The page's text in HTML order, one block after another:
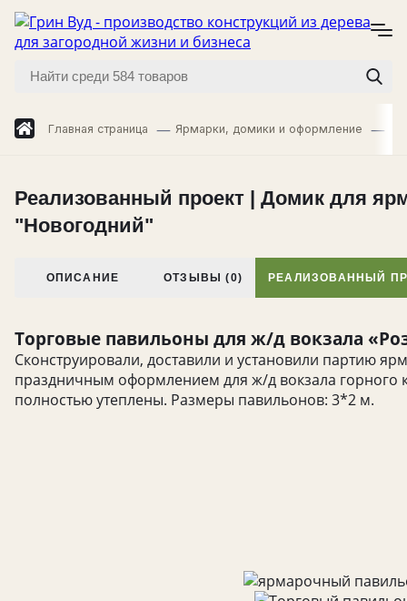
Главная страница Ярмарки, домики и оформление
Реализованный проект | Домик для
"Новогодний"
ОПИСАНИЕ ОТЗЫВЫ (0) РЕАЛИЗОВАННЫЙ
Торговые павильоны для ж/д вокзала
Сконструировали, доставили и установили партию
праздничным оформлением для ж/д вокзала горного
полностью утеплены. Размеры павильонов: 3*2 м.